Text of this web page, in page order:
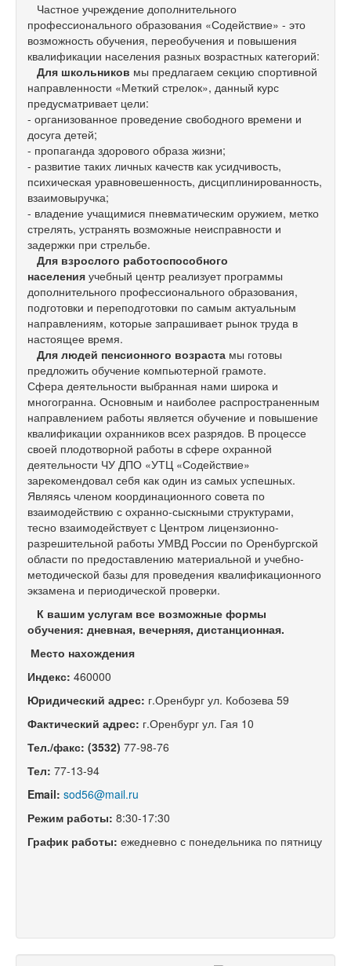
Частное учреждение дополнительного
профессионального образования «Содействие» - это
возможность обучения, переобучения и повышения
квалификации населения разных возрастных категорий:
Для школьников мы предлагаем секцию спортивной
направленности «Меткий стрелок», данный курс
предусматривает цели:
- организованное проведение свободного времени и
досуга детей;
- пропаганда здорового образа жизни;
- развитие таких личных качеств как усидчивость,
психическая уравновешенность, дисциплинированность,
взаимовыручка;
- владение учащимися пневматическим оружием, метко
стрелять, устранять возможные неисправности и
задержки при стрельбе.
Для взрослого работоспособного
населения учебный центр реализует программы
дополнительного профессионального образования,
подготовки и переподготовки по самым актуальным
направлениям, которые запрашивает рынок труда в
настоящее время.
Для людей пенсионного возраста мы готовы
предложить обучение компьютерной грамоте.
Сфера деятельности выбранная нами широка и
многогранна. Основным и наиболее распространенным
направлением работы является обучение и повышение
квалификации охранников всех разрядов. В процессе
своей плодотворной работы в сфере охранной
деятельности ЧУ ДПО «УТЦ «Содействие»
зарекомендовал себя как один из самых успешных.
Являясь членом координационного совета по
взаимодействию с охранно-сыскными структурами,
тесно взаимодействует с Центром лицензионно-
разрешительной работы УМВД России по Оренбургской
области по предоставлению материальной и учебно-
методической базы для проведения квалификационного
экзамена и периодической проверки.
К вашим услугам все возможные формы
обучения: дневная, вечерняя, дистанционная.
Место нахождения
Индекс: 460000
Юридический адрес: г.Оренбург ул. Кобозева 59
Фактический адрес: г.Оренбург ул. Гая 10
Тел./факс: (3532) 77-98-76
Тел: 77-13-94
Email: sod56@mail.ru
Режим работы: 8:30-17:30
График работы: ежедневно с понедельника по пятницу